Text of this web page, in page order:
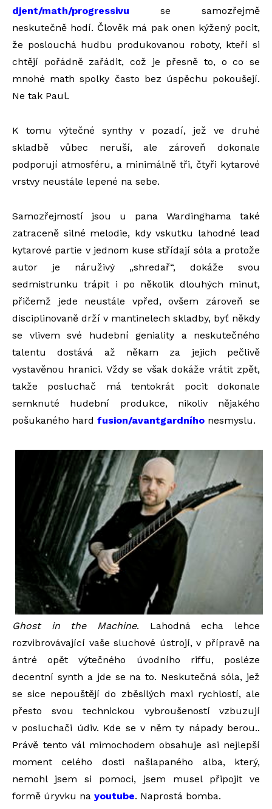
djent/math/progressivu se samozřejmě
neskutečně hodí. Člověk má pak onen kýžený pocit,
že poslouchá hudbu produkovanou roboty, kteří si
chtějí pořádně zařádit, což je přesně to, o co se
mnohé math spolky často bez úspěchu pokoušejí.
Ne tak Paul.
K tomu výtečné synthy v pozadí, jež ve druhé
skladbě vůbec neruší, ale zároveň dokonale
podporují atmosféru, a minimálně tři, čtyři kytarové
vrstvy neustále lepené na sebe.
Samozřejmostí jsou u pana Wardinghama také
zatraceně silné melodie, kdy vskutku lahodné lead
kytarové partie v jednom kuse střídají sóla a protože
autor je náruživý „shredař“, dokáže svou
sedmistrunku trápit i po několik dlouhých minut,
přičemž jede neustále vpřed, ovšem zároveň se
disciplinovaně drží v mantinelech skladby, byť někdy
se vlivem své hudební geniality a neskutečného
talentu dostává až někam za jejich pečlivě
vystavěnou hranici. Vždy se však dokáže vrátit zpět,
takže posluchač má tentokrát pocit dokonale
semknuté hudební produkce, nikoliv nějakého
pošukaného hard fusion/avantgardního nesmyslu.
Ghost in the Machine. Lahodná echa lehce
rozvibrovávající vaše sluchové ústrojí, v přípravě na
ántré opět výtečného úvodního riffu, posléze
decentní synth a jde se na to. Neskutečná sóla, jež
se sice nepouštějí do zběsilých maxi rychlostí, ale
přesto svou technickou vybroušeností vzbuzují
v posluchači údiv. Kde se v něm ty nápady berou..
Právě tento vál mimochodem obsahuje asi nejlepší
moment celého dosti našlapaného alba, který,
nemohl jsem si pomoci, jsem musel připojit ve
formě úryvku na youtube. Naprostá bomba.